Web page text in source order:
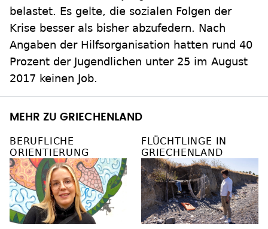
belastet. Es gelte, die sozialen Folgen der
Krise besser als bisher abzufedern. Nach
Angaben der Hilfsorganisation hatten rund 40
Prozent der Jugendlichen unter 25 im August
2017 keinen Job.
MEHR ZU GRIECHENLAND
BERUFLICHE
ORIENTIERUNG
FLÜCHTLINGE IN
GRIECHENLAND